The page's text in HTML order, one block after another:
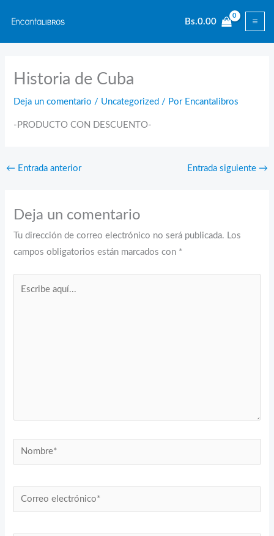
contenido
Bs.0.00
Historia de Cuba
Deja un comentario / Uncategorized / Por Encantalibros
-PRODUCTO CON DESCUENTO-
← Entrada anterior Entrada siguiente →
Deja un comentario
Tu dirección de correo electrónico no será publicada. Los
campos obligatorios están marcados con *
Nombre*
Correo
electrónico*